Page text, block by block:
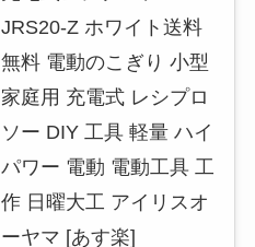
JRS20-Z ホワイト送料
無料 電動のこぎり 小型
家庭用 充電式 レシプロ
ソー DIY 工具 軽量 ハイ
パワー 電動 電動工具 工
作 日曜大工 アイリスオ
ーヤマ [あす楽]